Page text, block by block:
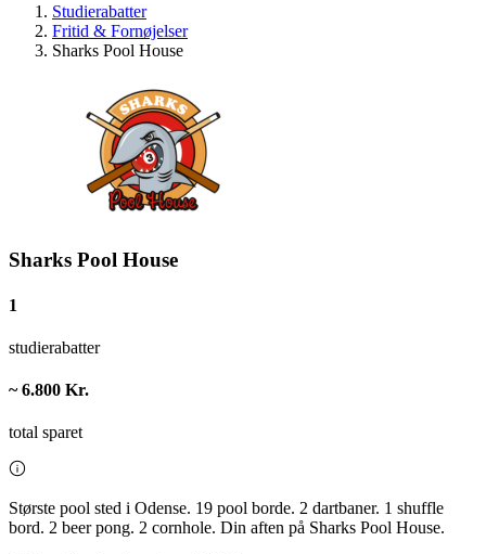
Studierabatter
Fritid & Fornøjelser
Sharks Pool House
Sharks Pool House
1
studierabatter
~ 6.800 Kr.
total sparet
Største pool sted i Odense. 19 pool borde. 2 dartbaner. 1 shuffle
bord. 2 beer pong. 2 cornhole. Din aften på Sharks Pool House.